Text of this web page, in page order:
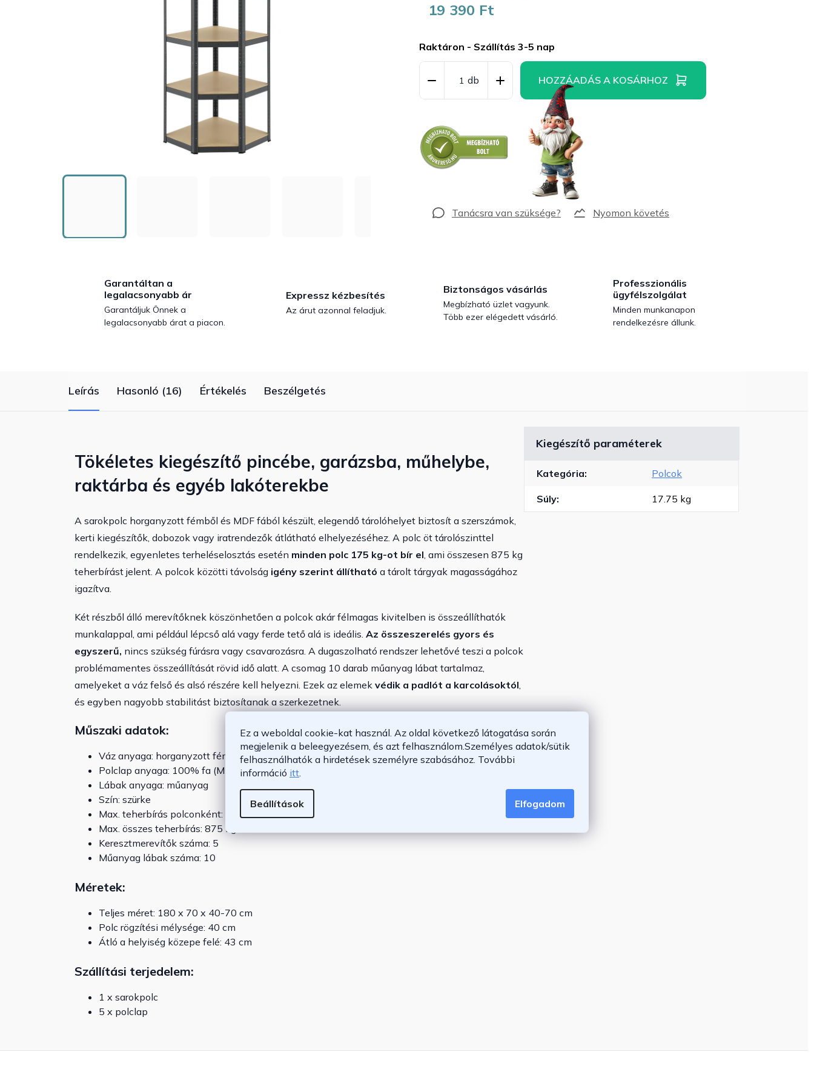
Ez a weboldal cookie-kat használ. Az oldal következő látogatása során
megjelenik a beleegyezésem, és azt felhasználom. Személyes adatok/sütik
felhasználhatók a hirdetések személyre szabásához. További
információ itt
Beállítások Elfogadom
19 390 Ft
Raktáron - Szállítás 3-5 nap
HOZZÁADÁS A KOSÁRHOZ
Nyomon követés
Garantáltan a
legalacsonyabb ár
Garantáljuk Önnek a
legalacsonyabb árat a piacon.
Expressz kézbesítés
Az árut azonnal feladjuk.
Biztonságos vásárlás
Megbízható üzlet vagyunk.
Több ezer elégedett vásárló.
Professzionális
ügyfélszolgálat
Minden munkanapon
rendelkezésre állunk.
Leírás Hasonló (16) Értékelés Beszélgetés
Tökéletes kiegészítő pincébe, garázsba, műhelybe,
raktárba és egyéb lakóterekbe
A sarokpolc horganyzott fémből és MDF fából készült, elegendő tárolóhelyet biztosít a szerszámok,
kerti kiegészítők, dobozok vagy iratrendezők átlátható elhelyezéséhez. A polc öt tárolószinttel
rendelkezik, egyenletes terheléselosztás esetén minden polc 175 kg-ot bír el, ami összesen 875 kg
teherbírást jelent. A polcok közötti távolság igény szerint állítható a tárolt tárgyak magasságához
igazítva.
Két részből álló merevítőknek köszönhetően a polcok akár félmagas kivitelben is összeállíthatók
munkalappal, ami például lépcső alá vagy ferde tető alá is ideális. Az összeszerelés gyors és
egyszerű, nincs szükség fúrásra vagy csavarozásra. A dugaszolható rendszer lehetővé teszi a polcok
problémamentes összeállítását rövid idő alatt. A csomag 10 darab műanyag lábat tartalmaz,
amelyeket a váz felső és alsó részére kell helyezni. Ezek az elemek védik a padlót a karcolásoktól,
és egyben nagyobb stabilitást biztosítanak a szerkezetnek.
Műszaki adatok:
Váz anyaga: horganyzott fém
Polclap anyaga: 100% fa (MDF)
Lábak anyaga: műanyag
Szín: szürke
Max. teherbírás polconként: 175 kg
Max. összes teherbírás: 875 kg
Keresztmerevítők száma: 5
Műanyag lábak száma: 10
Méretek:
Teljes méret: 180 x 70 x 40-70 cm
Polc rögzítési mélysége: 40 cm
Átló a helyiség közepe felé: 43 cm
Szállítási terjedelem:
1 x sarokpolc
5 x polclap
Kiegészítő paraméterek
Kategória: Polcok
Súly: 17.75 kg